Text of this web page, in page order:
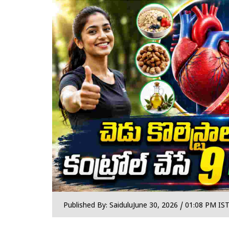
Published By: SaiduluJune 30, 2026 / 01:08 PM IST